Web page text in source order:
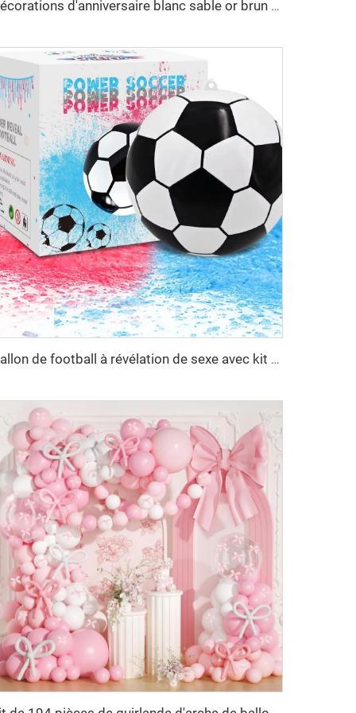
Décorations d'anniversaire blanc sable or brun 30 pièces ensemble de ballons et bannière pour fête d'anniversaire ou baby shower
Ballon de football à révélation de sexe avec kit de ballons explosifs remplis de poudre pour fournitures de fête de révélation de bébé garçon